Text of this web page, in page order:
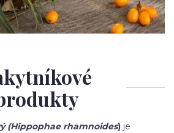
(Hippophae rhamnoides) je